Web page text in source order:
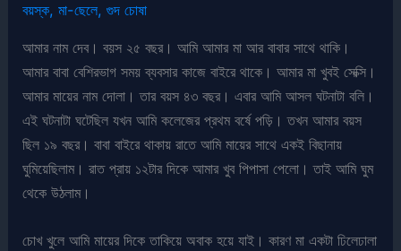
বয়স্ক,মা-ছেলে,গুদ চোষা
আমার নাম দেব। বয়স ২৫ বছর। আমি আমার মা আর বাবার সাথে থাকি।
আমার বাবা বেশিরভাগ সময় ব্যবসার কাজে বাইরে থাকে। আমার মা খুবই সেক্সি।
আমার মায়ের নাম দোলা। তার বয়স ৪৩ বছর। এবার আমি আসল ঘটনাটা বলি।
এই ঘটনাটা ঘটেছিল যখন আমি কলেজের প্রথম বর্ষে পড়ি। তখন আমার বয়স
ছিল ১৯ বছর। বাবা বাইরে থাকায় রাতে আমি মায়ের সাথে একই বিছানায়
ঘুমিয়েছিলাম। রাত প্রায় ১২টার দিকে আমার খুব পিপাসা পেলো। তাই আমি ঘুম
থেকে উঠলাম।
চোখ খুলে আমি মায়ের দিকে তাকিয়ে অবাক হয়ে যাই। কারণ মা একটা ঢিলেঢালা